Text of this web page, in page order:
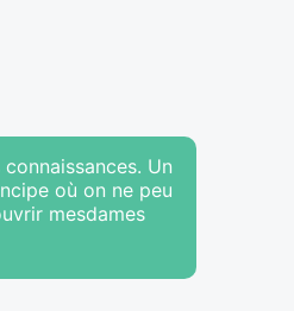
Un
où on ne peu
mesdames